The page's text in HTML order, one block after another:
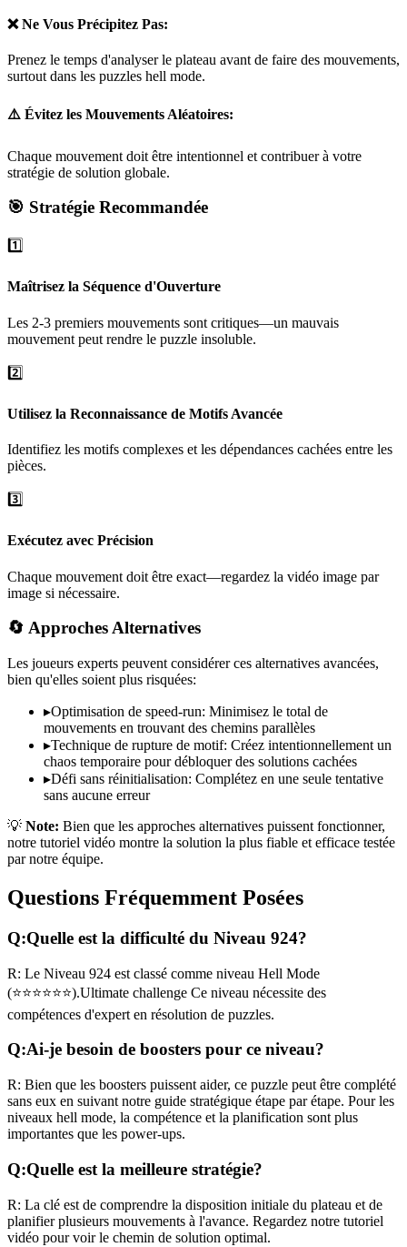
❌ Ne Vous Précipitez Pas:
Prenez le temps d'analyser le plateau avant de faire des mouvements,
surtout dans les puzzles hell mode.
⚠️ Évitez les Mouvements Aléatoires:
Chaque mouvement doit être intentionnel et contribuer à votre
stratégie de solution globale.
🎯 Stratégie Recommandée
1️⃣
Maîtrisez la Séquence d'Ouverture
Les 2-3 premiers mouvements sont critiques—un mauvais
mouvement peut rendre le puzzle insoluble.
2️⃣
Utilisez la Reconnaissance de Motifs Avancée
Identifiez les motifs complexes et les dépendances cachées entre les
pièces.
3️⃣
Exécutez avec Précision
Chaque mouvement doit être exact—regardez la vidéo image par
image si nécessaire.
🔄 Approches Alternatives
Les joueurs experts peuvent considérer ces alternatives avancées,
bien qu'elles soient plus risquées:
▸Optimisation de speed-run: Minimisez le total de
mouvements en trouvant des chemins parallèles
▸Technique de rupture de motif: Créez intentionnellement un
chaos temporaire pour débloquer des solutions cachées
▸Défi sans réinitialisation: Complétez en une seule tentative
sans aucune erreur
💡 Note: Bien que les approches alternatives puissent fonctionner,
notre tutoriel vidéo montre la solution la plus fiable et efficace testée
par notre équipe.
Questions Fréquemment Posées
Q:Quelle est la difficulté du Niveau 924?
R: Le Niveau 924 est classé comme niveau Hell Mode
(⭐⭐⭐⭐⭐⭐).Ultimate challenge Ce niveau nécessite des
compétences d'expert en résolution de puzzles.
Q:Ai-je besoin de boosters pour ce niveau?
R: Bien que les boosters puissent aider, ce puzzle peut être complété
sans eux en suivant notre guide stratégique étape par étape. Pour les
niveaux hell mode, la compétence et la planification sont plus
importantes que les power-ups.
Q:Quelle est la meilleure stratégie?
R: La clé est de comprendre la disposition initiale du plateau et de
planifier plusieurs mouvements à l'avance. Regardez notre tutoriel
vidéo pour voir le chemin de solution optimal.